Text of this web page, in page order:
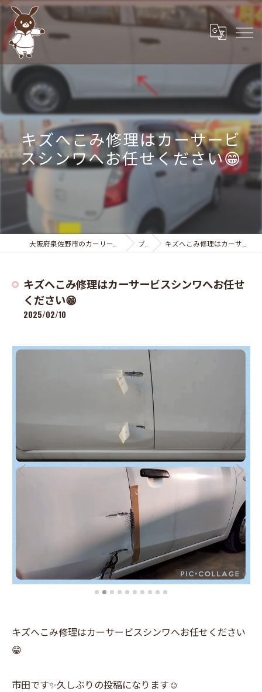
キズへこみ修理はカーサービ
スシンワへお任せください😁
ブログ キズへこみ修理はカーサービスシンワへお任せください😁
キズへこみ修理はカーサービスシンワへお任せ
ください😁
2025/02/10
キズへこみ修理はカーサービスシンワへお任せください
😁
市田です✨久しぶりの投稿になります☺️